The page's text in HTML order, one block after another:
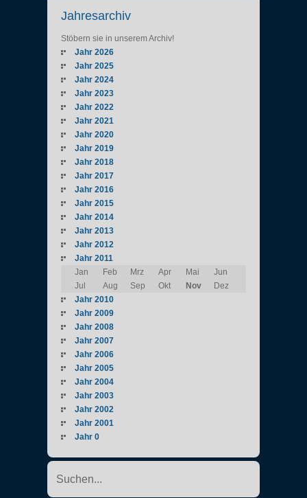
Jahresarchiv
Stöbern sie in unserem Archiv!
Jahr 2026
Jahr 2025
Jahr 2024
Jahr 2023
Jahr 2022
Jahr 2021
Jahr 2020
Jahr 2019
Jahr 2018
Jahr 2017
Jahr 2016
Jahr 2015
Jahr 2014
Jahr 2013
Jahr 2012
Jahr 2011
Jan
Feb Mrz Apr Mai
Jun
Jul
Aug Sep Okt Nov
Dez
Jahr 2010
Jahr 2009
Jahr 2008
Jahr 2007
Jahr 2006
Jahr 2005
Jahr 2004
Jahr 2003
Jahr 2002
Jahr 2001
Jahr 0